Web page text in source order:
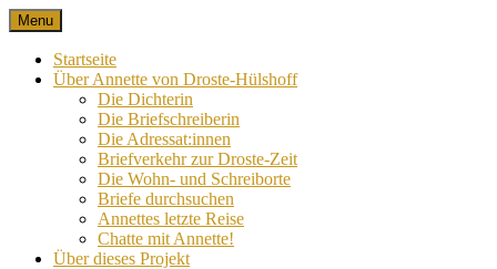
Skip
to
content
Nach 100 Jahren
Annette von Droste-Hülshoff in Briefen
Menu
Startseite
Über Annette von Droste-Hülshoff
Die Dichterin
Die Briefschreiberin
Die Adressat:innen
Briefverkehr zur Droste-Zeit
Die Wohn- und Schreiborte
Briefe durchsuchen
Annettes letzte Reise
Chatte mit Annette!
Über dieses Projekt